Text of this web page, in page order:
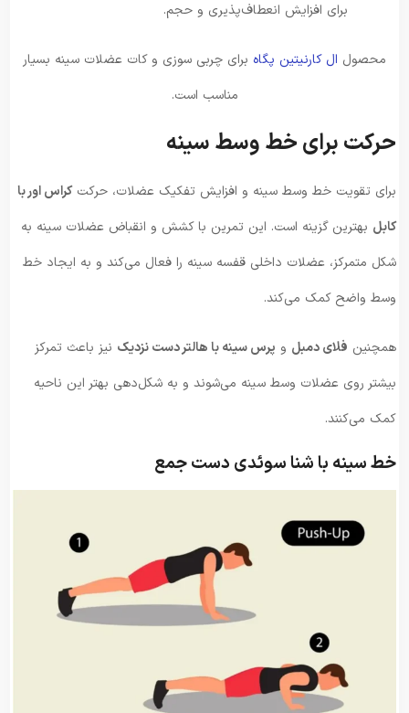
برای افزایش انعطاف‌پذیری و حجم.
محصول ال کارنیتین پگاه برای چربی سوزی و کات عضلات سینه بسیار
مناسب است.
حرکت برای خط وسط سینه
برای تقویت خط وسط سینه و افزایش تفکیک عضلات، حرکتکراس اور با
کابل بهترین گزینه است. این تمرین با کشش و انقباض عضلات سینه به
شکل متمرکز، عضلات داخلی قفسه سینه را فعال می‌کند و به ایجاد خط
وسط واضح کمک می‌کند.
همچنین فلای دمبل و پرس سینه با هالتر دست نزدیک نیز باعث تمرکز
بیشتر روی عضلات وسط سینه می‌شوند و به شکل‌دهی بهتر این ناحیه
کمک می‌کنند.
خط سینه با شنا سوئدی دست جمع